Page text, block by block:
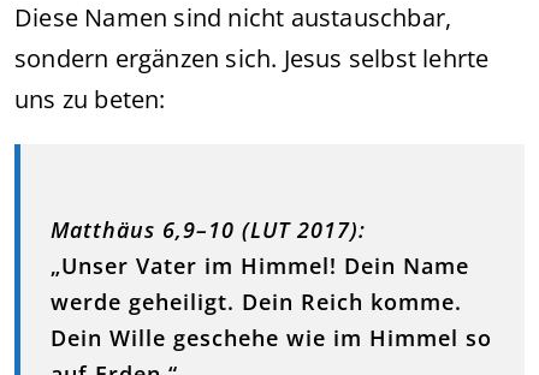
Diese Namen sind nicht austauschbar,
sondern ergänzen sich. Jesus selbst lehrte
uns zu beten:
Matthäus 6,9–10 (LUT 2017):
„Unser Vater im Himmel! Dein Name
werde geheiligt. Dein Reich komme.
Dein Wille geschehe wie im Himmel so